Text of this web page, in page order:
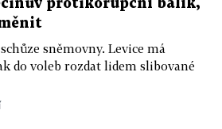
protikorupční balík,
sněmovny. Levice má
do voleb rozdat lidem slibované